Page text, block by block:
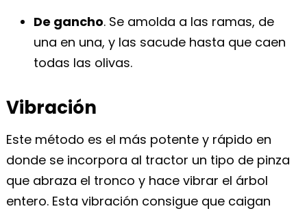
De gancho. Se amolda a las ramas, de
una en una, y las sacude hasta que caen
todas las olivas.
Vibración
Este método es el más potente y rápido en
donde se incorpora al tractor un tipo de pinza
que abraza el tronco y hace vibrar el árbol
entero. Esta vibración consigue que caigan